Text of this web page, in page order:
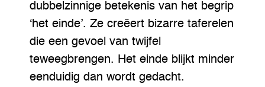
dubbelzinnige betekenis van het begrip
‘het einde’. Ze creëert bizarre taferelen
die een gevoel van twijfel
teweegbrengen. Het einde blijkt minder
eenduidig dan wordt gedacht.